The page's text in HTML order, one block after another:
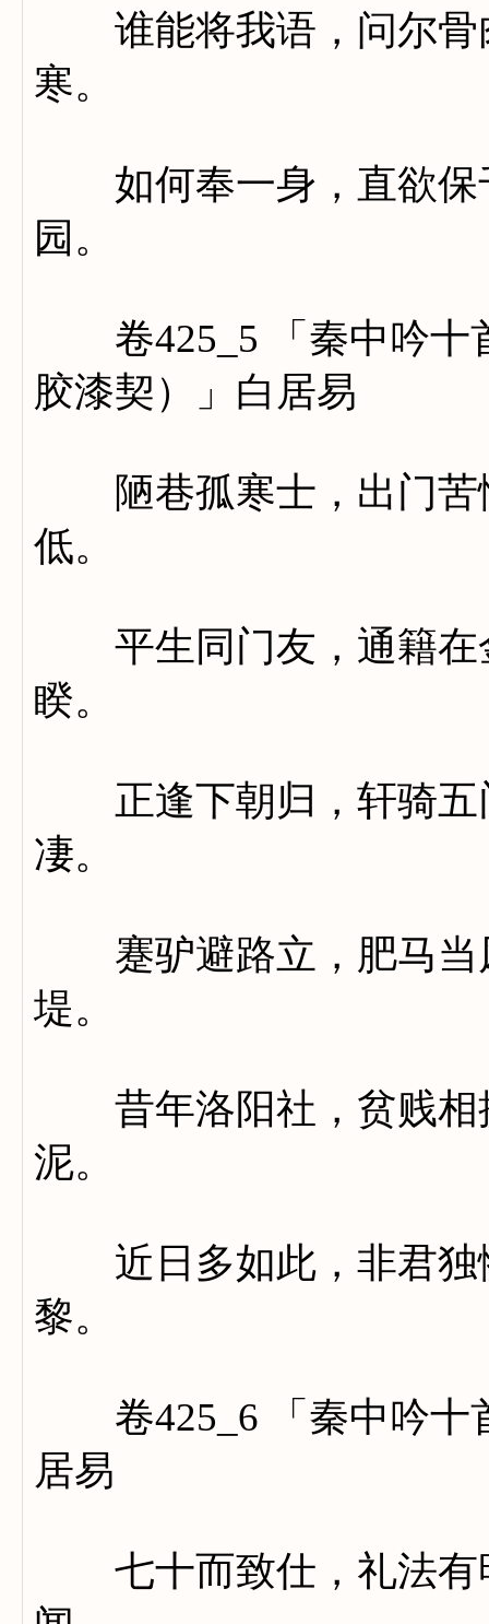
谁能将我语，问尔骨
寒。
如何奉一身，直欲保
园。
卷425_5 「秦中吟十
胶漆契）」白居易
陋巷孤寒士，出门苦
低。
平生同门友，通籍在
睽。
正逢下朝归，轩骑五
凄。
蹇驴避路立，肥马当
堤。
昔年洛阳社，贫贱相
泥。
近日多如此，非君独
黎。
卷425_6 「秦中吟十
居易
七十而致仕，礼法有